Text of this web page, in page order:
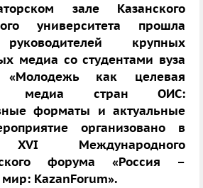
зале Казанского
университета прошла
крупных
медиа со студентами вуза
«Молодежь как целевая
медиа стран ОИС:
форматы и актуальные
организовано в
Международного
форума «Россия –
KazanForum».